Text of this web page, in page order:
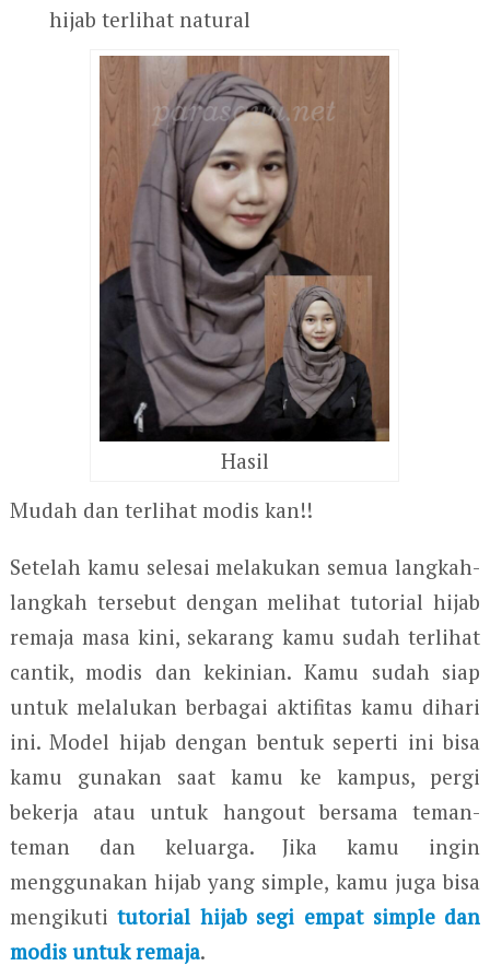
hijab terlihat natural
Hasil
Mudah dan terlihat modis kan!!
Setelah kamu selesai melakukan semua langkah-
langkah tersebut dengan melihat tutorial hijab
remaja masa kini, sekarang kamu sudah terlihat
cantik, modis dan kekinian. Kamu sudah siap
untuk melalukan berbagai aktifitas kamu dihari
ini. Model hijab dengan bentuk seperti ini bisa
kamu gunakan saat kamu ke kampus, pergi
bekerja atau untuk hangout bersama teman-
teman dan keluarga. Jika kamu ingin
menggunakan hijab yang simple, kamu juga bisa
mengikutitutorial hijab segi empat simple dan
modis untuk remaja.